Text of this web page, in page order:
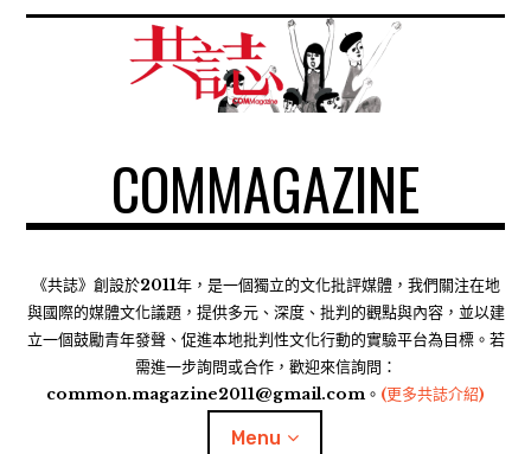
COMMAGAZINE
《共誌》創設於2011年，是一個獨立的文化批評媒體，我們關注在地
與國際的媒體文化議題，提供多元、深度、批判的觀點與內容，並以建
立一個鼓勵青年發聲、促進本地批判性文化行動的實驗平台為目標。若
需進一步詢問或合作，歡迎來信詢問：
common.magazine2011@gmail.com。 (更多共誌介紹)
Menu